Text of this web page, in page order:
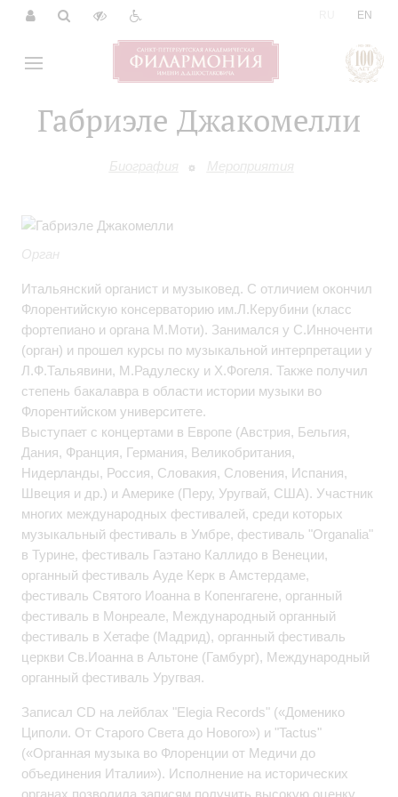
EN
Габриэле Джакомелли
Биография Мероприятия
Орган
Итальянский органист и музыковед. С отличием окончил
Флорентийскую консерваторию им.Л.Керубини (класс
фортепиано и органа М.Моти). Занимался у С.Инноченти
(орган) и прошел курсы по музыкальной интерпретации у
Л.Ф.Тальявини, М.Радулеску и Х.Фогеля. Также получил
степень бакалавра в области истории музыки во
Флорентийском университете.
Выступает с концертами в Европе (Австрия, Бельгия,
Дания, Франция, Германия, Великобритания,
Нидерланды, Россия, Словакия, Словения, Испания,
Швеция и др.) и Америке (Перу, Уругвай, США). Участник
многих международных фестивалей, среди которых
музыкальный фестиваль в Умбре, фестиваль "Organalia"
в Турине, фестиваль Гаэтано Каллидо в Венеции,
органный фестиваль Ауде Керк в Амстердаме,
фестиваль Святого Иоанна в Копенгагене, органный
фестиваль в Монреале, Международный органный
фестиваль в Хетафе (Мадрид), органный фестиваль
церкви Св.Иоанна в Альтоне (Гамбург), Международный
органный фестиваль Уругвая.
Записал CD на лейблах "Elegia Records" («Доменико
Циполи. От Старого Света до Нового») и "Tactus"
(«Органная музыка во Флоренции от Медичи до
объединения Италии»). Исполнение на исторических
органах позволила записям получить высокую оценку